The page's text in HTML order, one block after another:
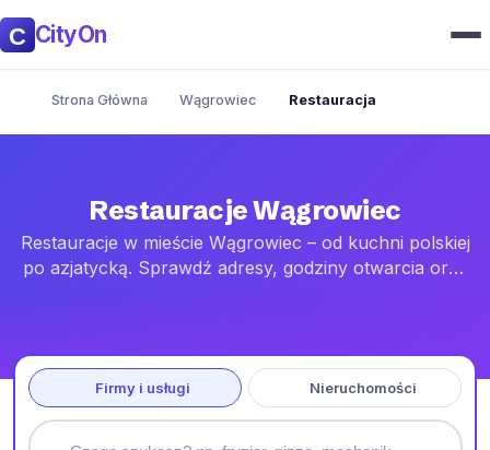
CityOn
Strona Główna Wągrowiec Restauracja
Restauracje Wągrowiec
Restauracje w mieście Wągrowiec – od kuchni polskiej
po azjatycką. Sprawdź adresy, godziny otwarcia oraz
Firmy i usługi Nieruchomości